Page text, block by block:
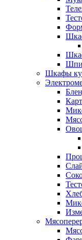
Шкафы